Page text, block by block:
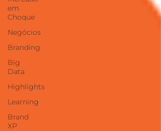
em
Choque
Negócios
Branding
Big
Data
Highlights
Learning
Brand
XP